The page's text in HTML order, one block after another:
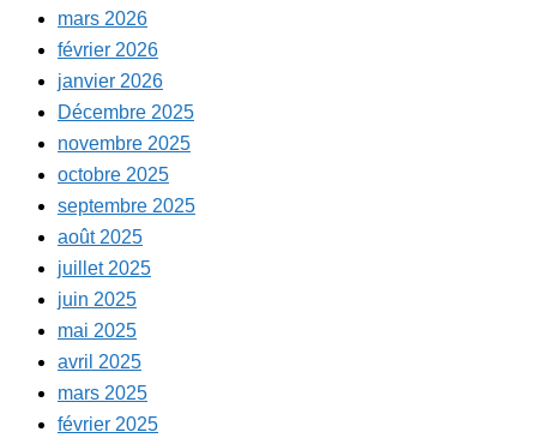
mars 2026
février 2026
janvier 2026
Décembre 2025
novembre 2025
octobre 2025
septembre 2025
août 2025
juillet 2025
juin 2025
mai 2025
avril 2025
mars 2025
février 2025